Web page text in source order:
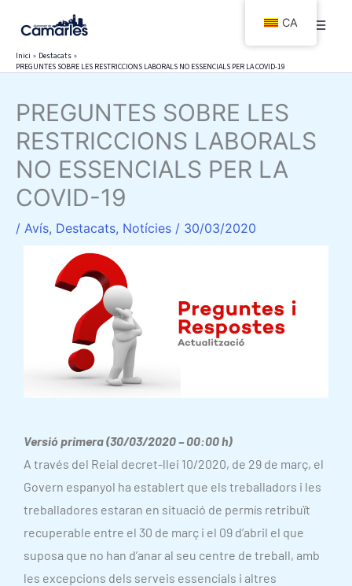
contingut
Inici
Destacats
PREGUNTES SOBRE LES RESTRICCIONS LABORALS NO ESSENCIALS PER LA COVID-19
PREGUNTES SOBRE LES
RESTRICCIONS LABORALS
NO ESSENCIALS PER LA
COVID-19
/ Avís, Destacats, Notícies / 30/03/2020
Versió primera (30/03/2020 – 00:00 h)
A través del Reial decret-llei 10/2020, de 29 de març, el
Govern espanyol ha establert que els treballadors i les
treballadores estaran en situació de permís retribuït
recuperable entre el 30 de març i el 09 d’abril el que
suposa que no han d’anar al seu centre de treball, amb
les excepcions dels serveis essencials i altres
CA